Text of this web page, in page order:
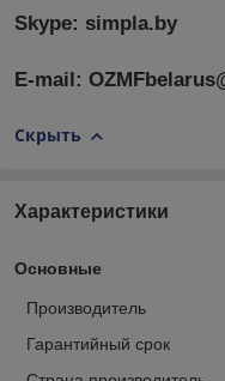
Skype:
E-mail:
Скрыть
Характеристики
Основные
Производитель
Гарантийный срок